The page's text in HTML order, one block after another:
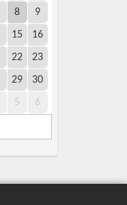
8 9
15 16
22 23
29 30
5 6